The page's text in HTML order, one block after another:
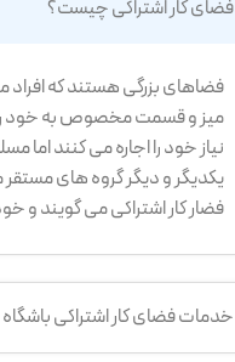
فضای کار اشتراکی چیست؟
فضاهای بزرگی هستند که افراد
میز و قسمت مخصوص به خود را
نیاز خود را اجاره می کنند اما
یکدیگر و دیگر گروه های
فضار کار اشتراکی می گویند و
خدمات فضای کار اشتراکی